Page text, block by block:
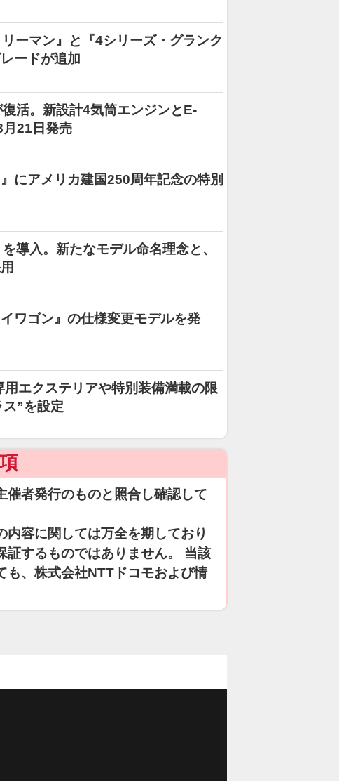
ーマン』と『4シリーズ・グランク
ードが追加
活。新設計4気筒エンジンとE-
21日発売
にアメリカ建国250周年記念の特別
導入。新たなモデル命名理念と、
ワゴン』の仕様変更モデルを発
エクステリアや特別装備満載の限
”を設定
催者発行のものと照合し確認して
容に関しては万全を期しており
証するものではありません。 当該
も、株式会社NTTドコモおよび情